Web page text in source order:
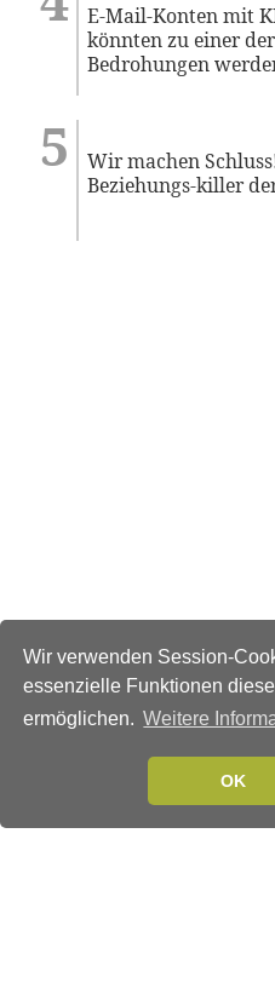
Wir verwenden Session-
essenzielle Funktionen
ermöglichen. Weitere
OK
E-Mail-Konten mit
könnten zu einer
Bedrohungen
Wir machen
Beziehungs-killer